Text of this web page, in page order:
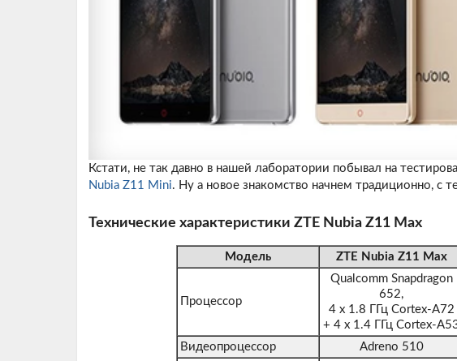
Кстати, не так давно в нашей лаборатории побывал на
Nubia Z11 Mini. Ну а новое знакомство начнем традиционно, с
Технические характеристики ZTE Nubia Z11 Max
Модель ZTE Nubia Z11 Max
Процессор
Qualcomm Snapdragon
652,
4 x 1.8 ГГц Cortex-A72
+ 4 x 1.4 ГГц Cortex-
Видеопроцессор Adreno 510